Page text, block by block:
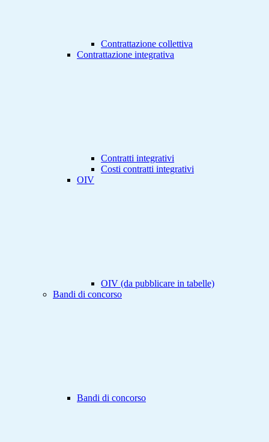
Contrattazione collettiva
Contrattazione integrativa
Contratti integrativi
Costi contratti integrativi
OIV
OIV (da pubblicare in tabelle)
Bandi di concorso
Bandi di concorso